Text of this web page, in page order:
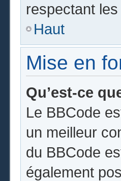
respectant
Haut
Mise en
Qu’est-ce
Le BBCode
un meilleur
du BBCode
également